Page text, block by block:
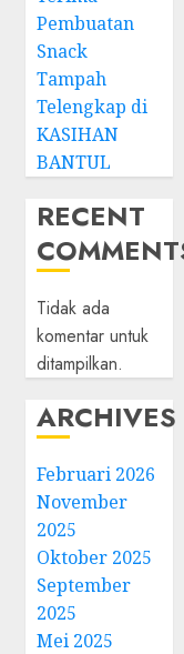
Pembuatan
Snack
Tampah
Telengkap di
KASIHAN
BANTUL
RECENT
Tidak ada
komentar untuk
ditampilkan.
ARCHIVES
Februari 2026
November
2025
Oktober 2025
September
2025
Mei 2025